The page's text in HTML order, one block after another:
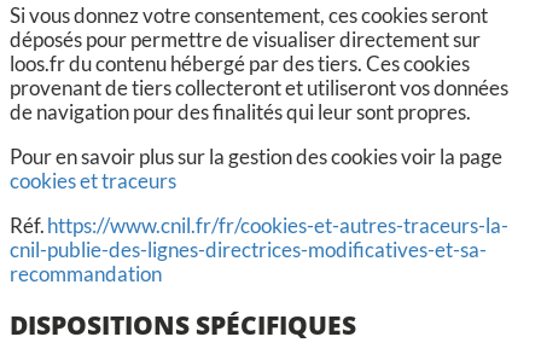
Si vous donnez votre consentement, ces cookies seront
déposés pour permettre de visualiser directement sur
loos.fr du contenu hébergé par des tiers. Ces cookies
provenant de tiers collecteront et utiliseront vos données
de navigation pour des finalités qui leur sont propres.
Pour en savoir plus sur la gestion des cookies voir la page
cookies et traceurs
Réf.https://www.cnil.fr/fr/cookies-et-autres-traceurs-la-
cnil-publie-des-lignes-directrices-modificatives-et-sa-
recommandation
DISPOSITIONS SPÉCIFIQUES